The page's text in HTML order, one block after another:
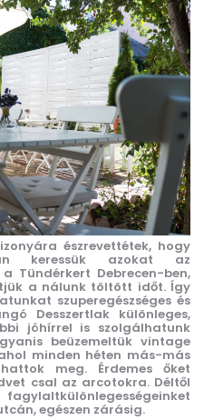
észrevettétek, hogy
keressük azokat az
Tündérkert Debrecen-ben,
a nálunk töltött időt. Így
szuperegészséges és
Desszertlak különleges,
jóhírrel is szolgálhatunk
beüzemeltük vintage
minden héten más-más
meg. Érdemes őket
csal az arcotokra. Déltől
egészen zárásig.